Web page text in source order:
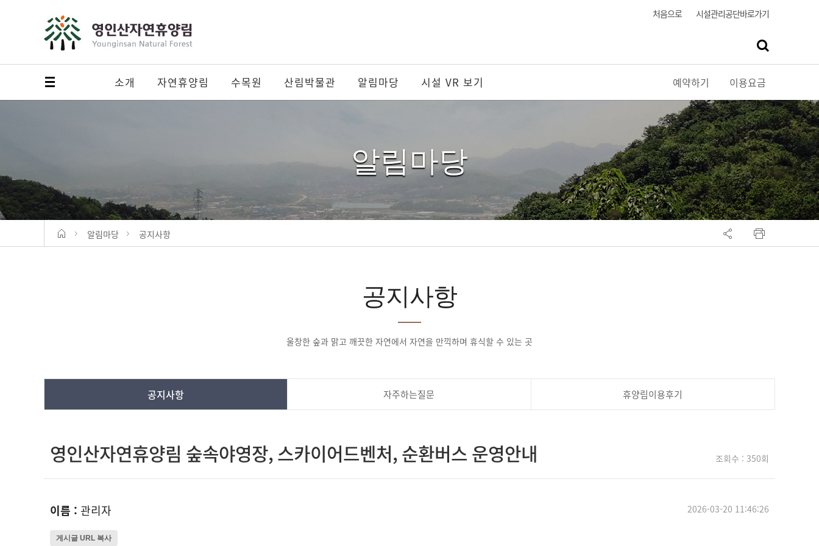
처음으로 시설관리공단바로가기
예약하기 이용요금
메뉴 열기 소개 자연휴양림 수목원 산림박물관 알림마당 시설 VR 보기
알림마당
알림마당 공지사항
공지사항
울창한 숲과 맑고 깨끗한 자연에서 자연을 만끽하며 휴식할 수 있는 곳
공지사항 자주하는질문 휴양림이용후기
영인산자연휴양림 숲속야영장, 스카이어드벤처, 순환버스 운영안내 조회수 : 350회
이름 : 관리자 2026-03-20 11:46:26
게시글 URL 복사